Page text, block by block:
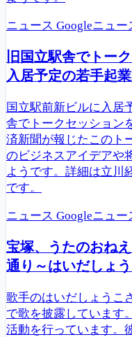
ニュース Googleニュー
旧国立駅舎でトー
入居予定の若手起
国立駅前新ビルに入居
舎でトークセッション
済新聞が報じたこのト
のビジネスアイデアや
ようです。詳細は立川
です。
ニュース Googleニュー
宝塚、うたのおね
通り～はいだしょ
歌手のはいだしょうこ
で歌を披露しています
活動を行っています。